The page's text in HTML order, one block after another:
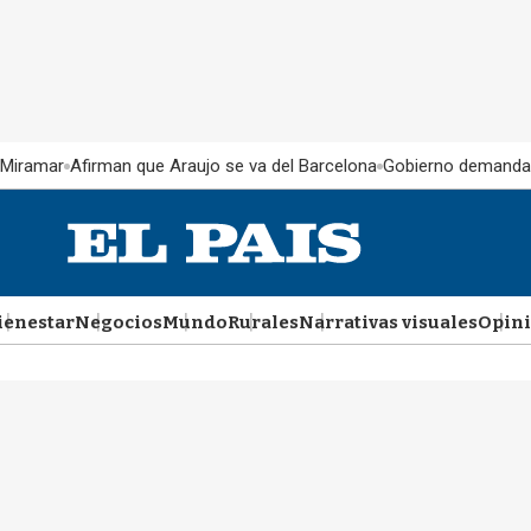
Afirman que Araujo se va del Barcelona Gobierno
NegociosMundoRuralesNarrativas visuales